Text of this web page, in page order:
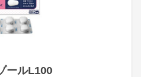
ールL100